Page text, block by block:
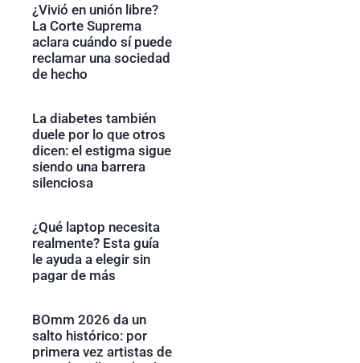
¿Vivió en unión libre?
La Corte Suprema
aclara cuándo sí puede
reclamar una sociedad
de hecho
La diabetes también
duele por lo que otros
dicen: el estigma sigue
siendo una barrera
silenciosa
¿Qué laptop necesita
realmente? Esta guía
le ayuda a elegir sin
pagar de más
BOmm 2026 da un
salto histórico: por
primera vez artistas de